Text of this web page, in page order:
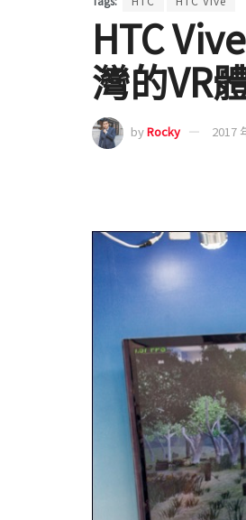
HTC
灣的VR
byRocky 2017